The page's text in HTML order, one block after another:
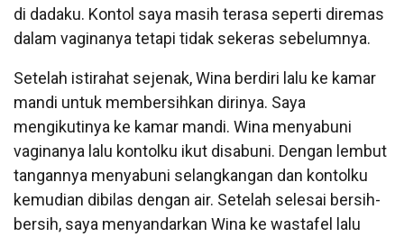
di dadaku. Kontol saya masih terasa seperti diremas
dalam vaginanya tetapi tidak sekeras sebelumnya.
Setelah istirahat sejenak, Wina berdiri lalu ke kamar
mandi untuk membersihkan dirinya. Saya
mengikutinya ke kamar mandi. Wina menyabuni
vaginanya lalu kontolku ikut disabuni. Dengan lembut
tangannya menyabuni selangkangan dan kontolku
kemudian dibilas dengan air. Setelah selesai bersih-
bersih, saya menyandarkan Wina ke wastafel lalu